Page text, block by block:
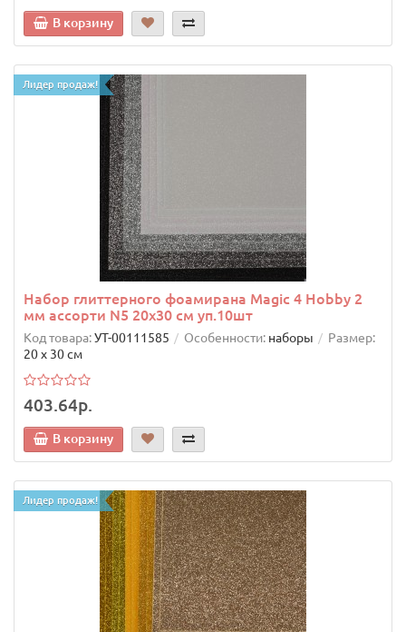
В корзину
Лидер продаж!
Набор глиттерного фоамирана Magic 4 Hobby 2
мм ассорти N5 20х30 см уп.10шт
Код товара:УТ-00111585 Особенности: наборы
Размер:
20 х 30 см
403.64р.
В корзину
Лидер продаж!